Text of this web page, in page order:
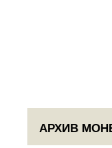
АРХИВ